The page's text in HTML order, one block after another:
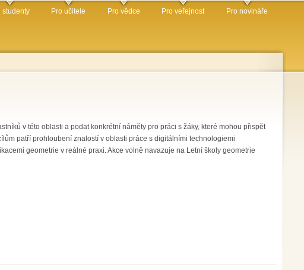
studenty Pro učitele Pro vědce Pro veřejnost Pro novináře
v této oblasti a podat konkrétní náměty pro práci s žáky, které mohou přispět
patří prohloubení znalostí v oblasti práce s digitálními technologiemi
geometrie v reálné praxi. Akce volně navazuje na Letní školy geometrie